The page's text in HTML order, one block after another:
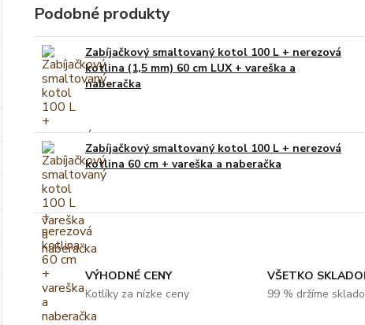
Podobné produkty
Zabíjačkový smaltovaný kotol 100 L + nerezová
kotlina (1,5 mm) 60 cm LUX + vareška a
naberačka
Zabíjačkový smaltovaný kotol 100 L + nerezová
kotlina 60 cm + vareška a naberačka
VÝHODNÉ CENY
Kotlíky za nízke ceny
VŠETKO
99 % držíme